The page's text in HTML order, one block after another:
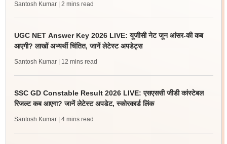
Santosh Kumar | 2 mins read
UGC NET Answer Key 2026 LIVE: यूजीसी नेट जून आंसर-की कब
आएगी? लाखों अभ्यर्थी चिंतित, जानें लेटेस्ट अपडेट्स
Santosh Kumar | 12 mins read
SSC GD Constable Result 2026 LIVE: एसएससी जीडी कांस्टेबल
रिजल्ट कब आएगा? जानें लेटेस्ट अपडेट, स्कोरकार्ड लिंक
Santosh Kumar | 4 mins read